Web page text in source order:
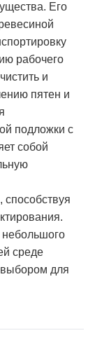
Его
рабочего
и
пятен и
подложки с
собой
небольшого
среде
для